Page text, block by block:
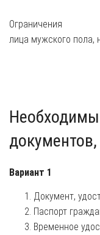
Ограничения
лица мужского пола,
Вариант 1
Документ,
Паспорт
Временное